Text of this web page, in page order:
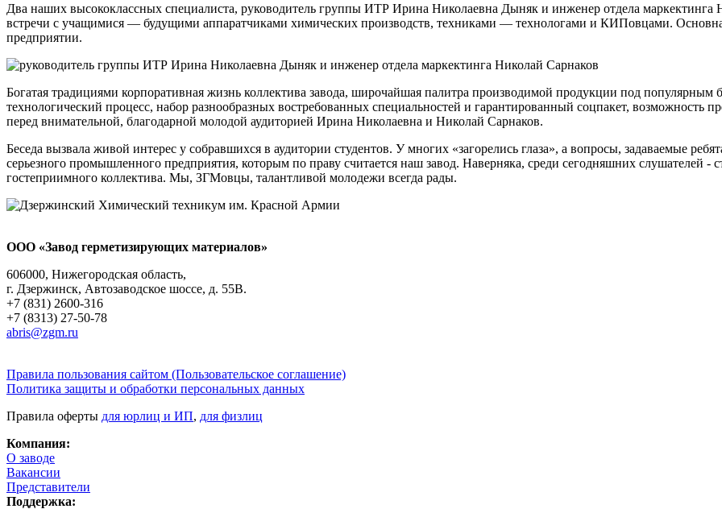
Два наших высококлассных специалиста, руководитель группы ИТР Ирина Николаевна Дыняк и инженер отдела
встречи с учащимися — будущими аппаратчиками химических производств, техниками — технологами и КИПовцами.
предприятии.
Богатая традициями корпоративная жизнь коллектива завода, широчайшая палитра производимой продукции под
технологический процесс, набор разнообразных востребованных специальностей и гарантированный соцпакет, возможность
перед внимательной, благодарной молодой аудиторией Ирина Николаевна и Николай Сарнаков.
Беседа вызвала живой интерес у собравшихся в аудитории студентов. У многих «загорелись глаза», а вопросы, задаваемые
серьезного промышленного предприятия, которым по праву считается наш завод. Наверняка, среди сегодняшних слушателей
гостеприимного коллектива. Мы, ЗГМовцы, талантливой молодежи всегда рады.
ООО «Завод герметизирующих материалов»
606000, Нижегородская область,
г. Дзержинск, Автозаводское шоссе, д. 55В.
+7 (831) 2600-316
+7 (8313) 27-50-78
abris@zgm.ru
Правила пользования сайтом (Пользовательское соглашение)
Политика защиты и обработки персональных данных
Правила оферты для юрлиц и ИП, для физлиц
Компания:
О заводе
Вакансии
Представители
Поддержка: